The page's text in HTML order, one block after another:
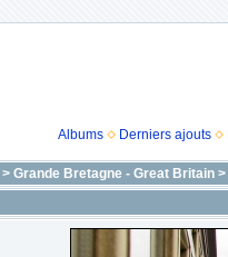
Albums
Derniers ajouts
> Grande Bretagne - Great Britain >